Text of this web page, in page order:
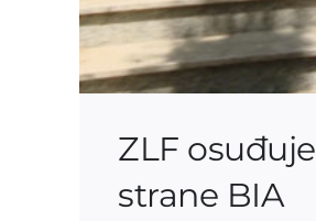
ZLF
strane BIA